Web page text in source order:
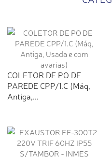
COLETOR DE PO DE
PAREDE CPP/1.C (Máq,
Antiga,...